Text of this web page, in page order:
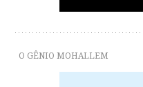
O GÊNIO MOHALLEM